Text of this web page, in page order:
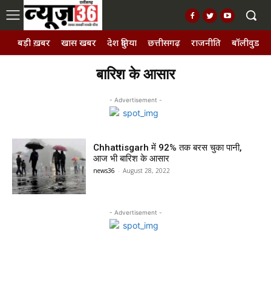
बड़ी ख़बर खास खबर देश दुनिया छत्तीसगढ़ राजनीति बॉलीवुड,
बारिश के आसार
- Advertisement -
Chhattisgarh में 92% तक बरस चुका पानी,
आज भी बारिश के आसार
news36 - August 28, 2022
- Advertisement -